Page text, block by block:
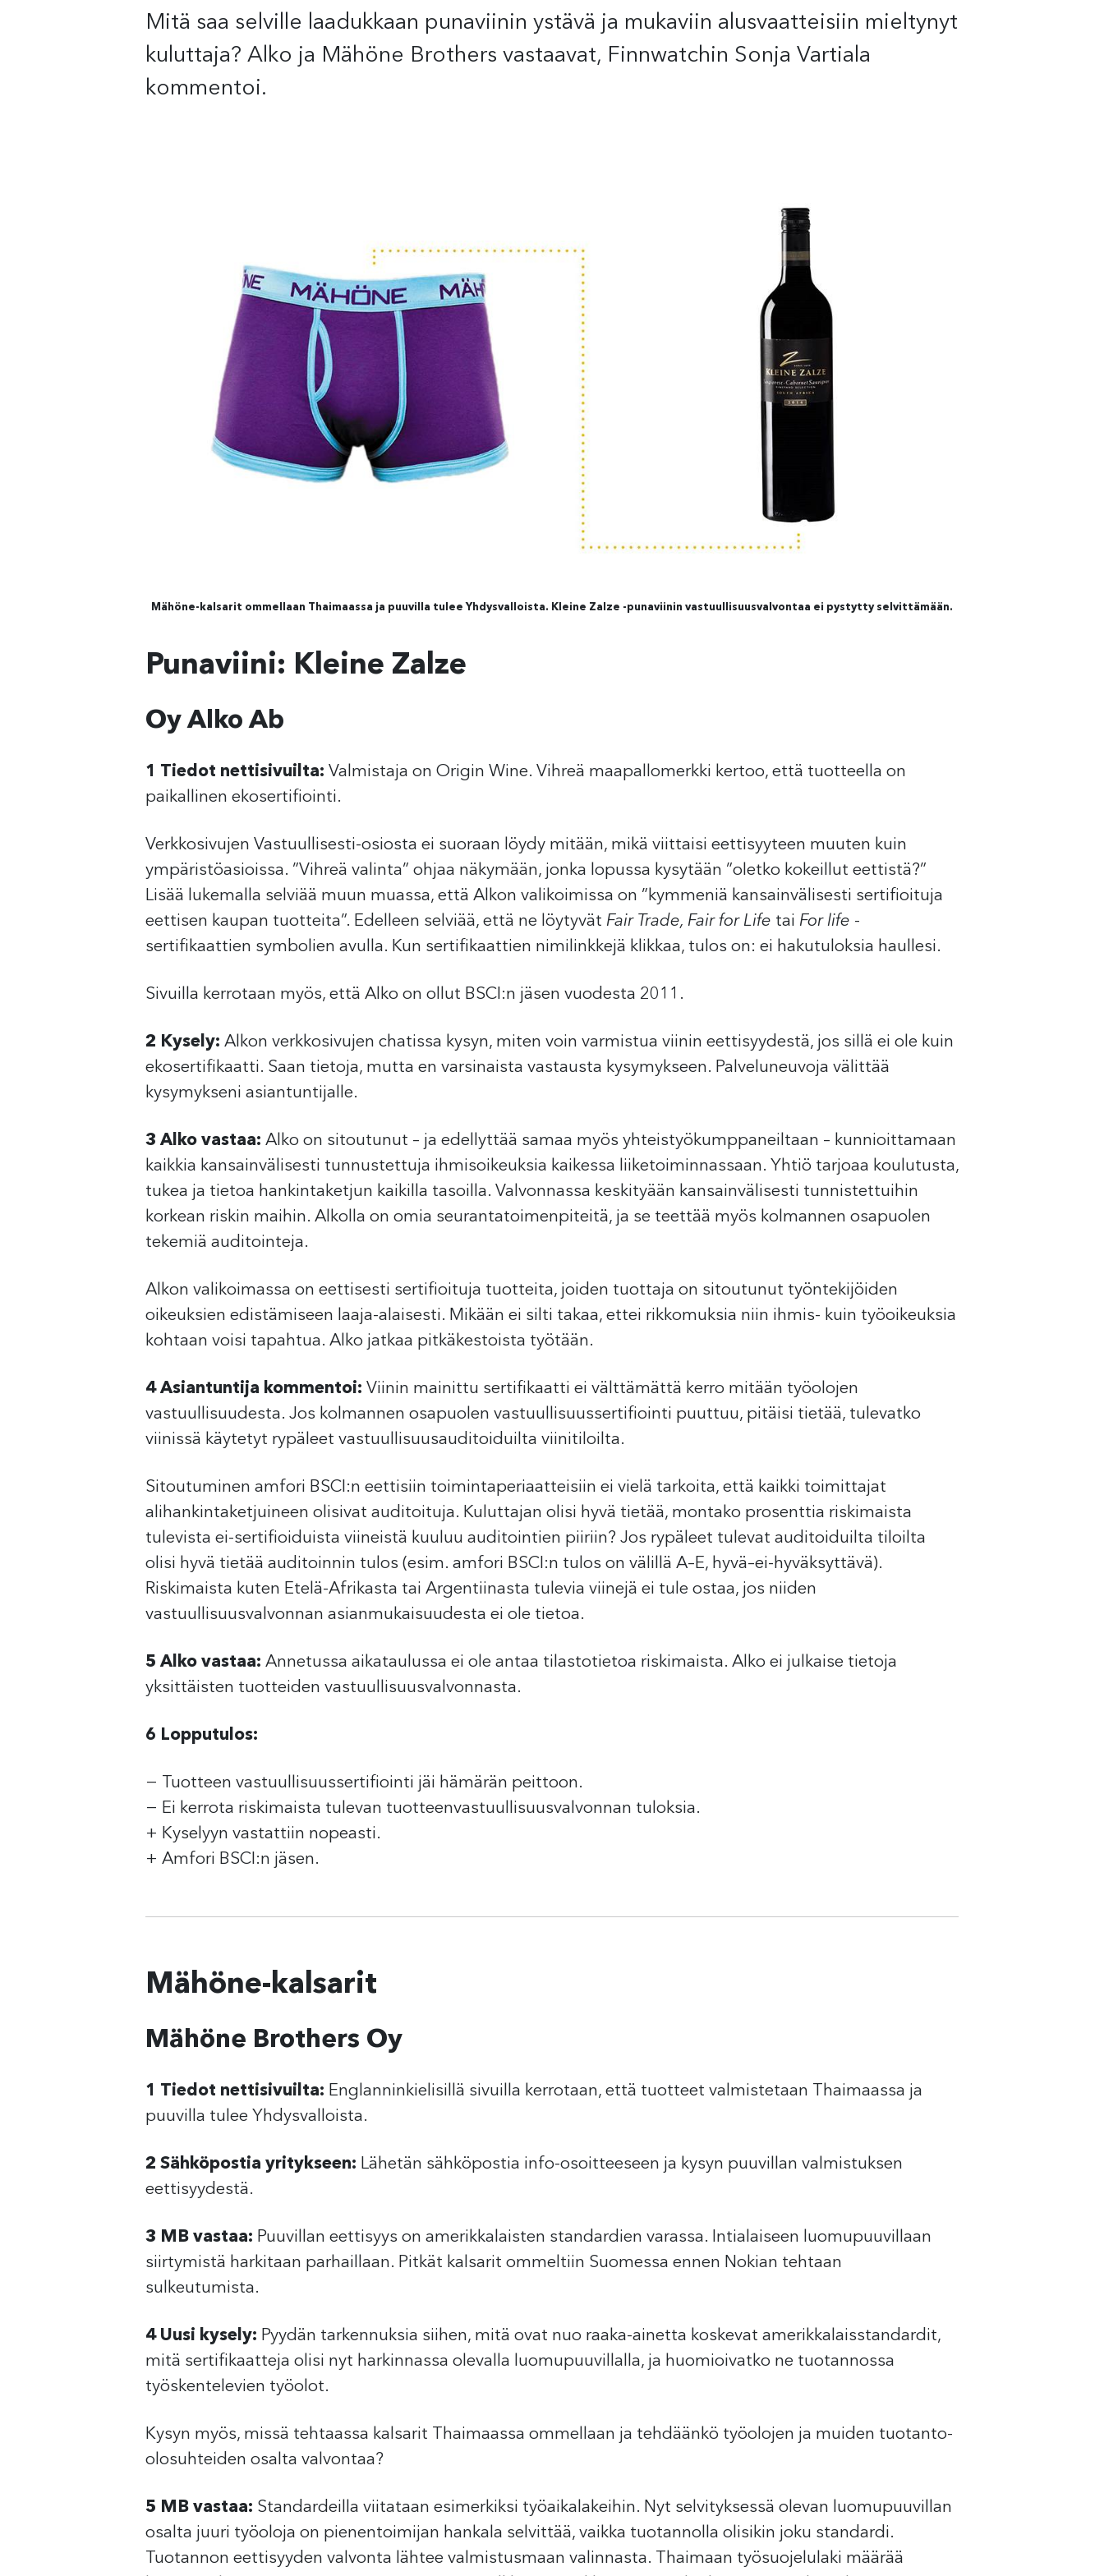
Mitä saa selville laadukkaan punaviinin ystävä ja mukaviin alusvaatteisiin mieltynyt
kuluttaja? Alko ja Mähöne Brothers vastaavat, Finnwatchin Sonja Vartiala
kommentoi.
Mähöne-kalsarit ommellaan Thaimaassa ja puuvilla tulee Yhdysvalloista. Kleine Zalze -punaviinin vastuullisuusvalvontaa ei pystytty selvittämään.
Punaviini: Kleine Zalze
Oy Alko Ab
1 Tiedot nettisivuilta: Valmistaja on Origin Wine. Vihreä maapallomerkki kertoo, että tuotteella on
paikallinen ekosertifiointi.
Verkkosivujen Vastuullisesti-osiosta ei suoraan löydy mitään, mikä viittaisi eettisyyteen muuten kuin
ympäristöasioissa. ”Vihreä valinta” ohjaa näkymään, jonka lopussa kysytään ”oletko kokeillut eettistä?”
Lisää lukemalla selviää muun muassa, että Alkon valikoimissa on ”kymmeniä kansainvälisesti sertifioituja
eettisen kaupan tuotteita”. Edelleen selviää, että ne löytyvät Fair Trade, Fair for Life tai For life -
sertifikaattien symbolien avulla. Kun sertifikaattien nimilinkkejä klikkaa, tulos on: ei hakutuloksia haullesi.
Sivuilla kerrotaan myös, että Alko on ollut BSCI:n jäsen vuodesta 2011.
2 Kysely: Alkon verkkosivujen chatissa kysyn, miten voin varmistua viinin eettisyydestä, jos sillä ei ole kuin
ekosertifikaatti. Saan tietoja, mutta en varsinaista vastausta kysymykseen. Palveluneuvoja välittää
kysymykseni asiantuntijalle.
3 Alko vastaa: Alko on sitoutunut – ja edellyttää samaa myös yhteistyökumppaneiltaan – kunnioittamaan
kaikkia kansainvälisesti tunnustettuja ihmisoikeuksia kaikessa liiketoiminnassaan. Yhtiö tarjoaa koulutusta,
tukea ja tietoa hankintaketjun kaikilla tasoilla. Valvonnassa keskityään kansainvälisesti tunnistettuihin
korkean riskin maihin. ​​Alkolla on omia seurantatoimenpiteitä, ja se teettää myös kolmannen osapuolen
tekemiä auditointeja.
Alkon valikoimassa on eettisesti sertifioituja tuotteita, joiden tuottaja on sitoutunut työntekijöiden
oikeuksien edistämiseen laaja-alaisesti. Mikään ei silti takaa, ettei rikkomuksia niin ihmis- kuin työoikeuksia
kohtaan voisi tapahtua. Alko jatkaa pitkäkestoista työtään.
4 Asiantuntija kommentoi: Viinin mainittu sertifikaatti ei välttämättä kerro mitään työolojen
vastuullisuudesta. Jos kolmannen osapuolen vastuullisuussertifiointi puuttuu, pitäisi tietää, tulevatko
viinissä käytetyt rypäleet vastuullisuusauditoiduilta viinitiloilta.
Sitoutuminen am­fori BSCI:n eettisiin toimintaperiaatteisiin ei vielä tarkoita, että kaikki toimittajat
alihankintaketjuineen olisivat auditoituja. Kuluttajan olisi hyvä tietää, montako prosenttia riskimaista
tulevista ei-sertifioiduista viineistä kuuluu auditointien piiriin? Jos rypäleet tulevat auditoiduilta tiloilta
olisi hyvä tietää auditoinnin tulos (esim. amfori BSCI:n tulos on välillä A–E, hyvä–ei-hyväksyttävä).
Riskimaista kuten Etelä-Afrikasta tai Argentiinasta tulevia viinejä ei tule ostaa, jos niiden
vastuullisuusvalvonnan asianmukaisuudesta ei ole tietoa.
5 Alko vastaa: Annetussa aikataulussa ei ole antaa tilastotietoa riskimaista. Alko ei julkaise tietoja
yksittäisten tuotteiden vastuullisuusvalvonnasta.
6 Lopputulos:
− Tuotteen vastuullisuus­sertifiointi jäi hämärän peittoon.
− Ei kerrota riskimaista tulevan tuotteenvastuullisuusvalvonnan tuloksia.
+ Kyselyyn vastattiin nopeasti.
+ Amfori BSCI:n jäsen.
Mähöne-kalsarit
Mähöne Brothers Oy
1 Tiedot nettisivuilta: Englanninkielisillä sivuilla kerrotaan, että tuotteet valmistetaan Thaimaassa ja
puuvilla tulee Yhdysvalloista.
2 Sähköpostia yritykseen: Lähetän sähköpostia info-osoitteeseen ja kysyn puuvillan valmistuksen
eettisyydestä.
3 MB vastaa: Puuvillan eettisyys on amerikkalaisten standardien varassa. Intialaiseen luomupuuvillaan
siirtymistä harkitaan parhaillaan. Pitkät kalsarit ommeltiin Suomessa ennen Nokian tehtaan
sulkeutumista.
4 Uusi kysely: Pyydän tarkennuksia siihen, mitä ovat nuo raaka-ainetta koskevat amerikkalaisstandardit,
mitä sertifikaatteja olisi nyt harkinnassa olevalla luomupuuvillalla, ja huomioivatko ne tuotannossa
työskentelevien työolot.
Kysyn myös, missä tehtaassa kalsarit Thaimaassa ommellaan ja tehdäänkö työolojen ja muiden tuotanto-
olosuhteiden osalta valvontaa?
5 MB vastaa: Standardeilla viitataan esimerkiksi työaikalakeihin. Nyt selvityksessä olevan luomupuuvillan
osalta juuri työoloja on pienentoimijan hankala selvittää, vaikka tuotannolla olisikin joku standardi.
Tuotannon eettisyyden valvonta lähtee valmistusmaan valinnasta. Thaimaan työsuojelulaki määrää